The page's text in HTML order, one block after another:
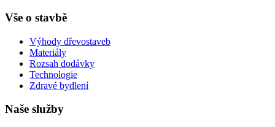
Vše o stavbě
Výhody dřevostaveb
Materiály
Rozsah dodávky
Technologie
Zdravé bydlení
Naše služby